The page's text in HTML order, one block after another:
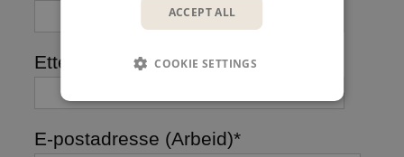
Etternavn
E-postadresse (Arbeid)*
ACCEPT ALL
COOKIE SETTINGS